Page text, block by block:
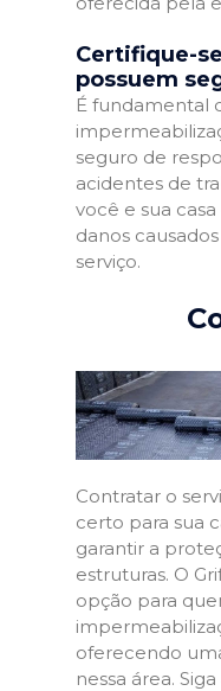
Certifique-
possuem
É fundamental
seguro de
acidentes de
você e sua
danos
serviço.
Contratar o
certo para sua
garantir a
estruturas. O
opção para
oferecendo
nessa área.